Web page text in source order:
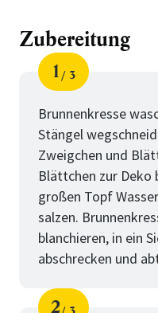
Zubereitung
Schritt
1
von
3
Brunnenkresse
Stängel
Zweigchen und
Blättchen zur Deko
großen Topf
salzen.
blanchieren, in ein
abschrecken und
2